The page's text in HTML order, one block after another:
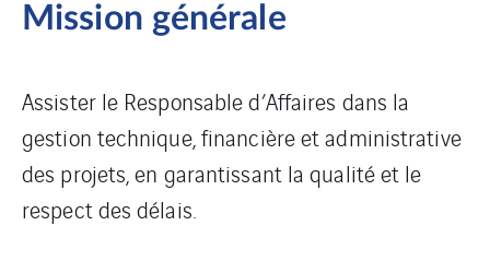
Mission générale
Assister le Responsable d’Affaires dans la
gestion technique, financière et administrative
des projets, en garantissant la qualité et le
respect des délais.